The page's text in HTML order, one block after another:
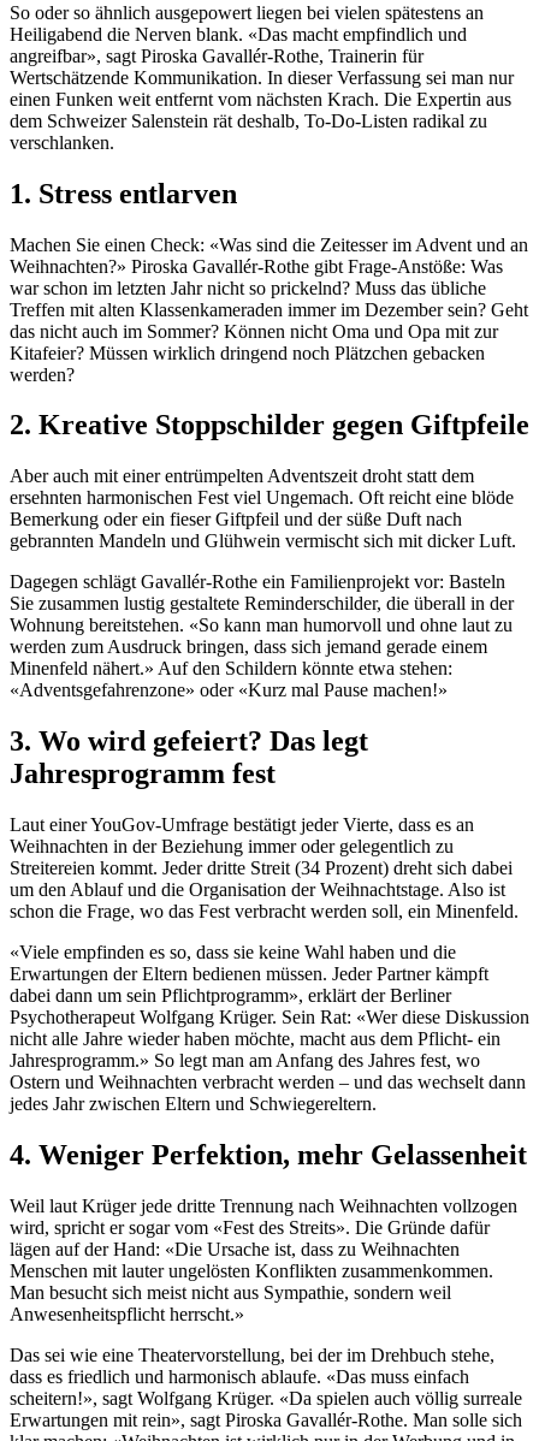
So oder so ähnlich ausgepowert liegen bei vielen spätestens an
Heiligabend die Nerven blank. «Das macht empfindlich und
angreifbar», sagt Piroska Gavallér-Rothe, Trainerin für
Wertschätzende Kommunikation. In dieser Verfassung sei man nur
einen Funken weit entfernt vom nächsten Krach. Die Expertin aus
dem Schweizer Salenstein rät deshalb, To-Do-Listen radikal zu
verschlanken.
1. Stress entlarven
Machen Sie einen Check: «Was sind die Zeitesser im Advent und an
Weihnachten?» Piroska Gavallér-Rothe gibt Frage-Anstöße: Was
war schon im letzten Jahr nicht so prickelnd? Muss das übliche
Treffen mit alten Klassenkameraden immer im Dezember sein? Geht
das nicht auch im Sommer? Können nicht Oma und Opa mit zur
Kitafeier? Müssen wirklich dringend noch Plätzchen gebacken
werden?
2. Kreative Stoppschilder gegen Giftpfeile
Aber auch mit einer entrümpelten Adventszeit droht statt dem
ersehnten harmonischen Fest viel Ungemach. Oft reicht eine blöde
Bemerkung oder ein fieser Giftpfeil und der süße Duft nach
gebrannten Mandeln und Glühwein vermischt sich mit dicker Luft.
Dagegen schlägt Gavallér-Rothe ein Familienprojekt vor: Basteln
Sie zusammen lustig gestaltete Reminderschilder, die überall in der
Wohnung bereitstehen. «So kann man humorvoll und ohne laut zu
werden zum Ausdruck bringen, dass sich jemand gerade einem
Minenfeld nähert.» Auf den Schildern könnte etwa stehen:
«Adventsgefahrenzone» oder «Kurz mal Pause machen!»
3. Wo wird gefeiert? Das legt
Jahresprogramm fest
Laut einer YouGov-Umfrage bestätigt jeder Vierte, dass es an
Weihnachten in der Beziehung immer oder gelegentlich zu
Streitereien kommt. Jeder dritte Streit (34 Prozent) dreht sich dabei
um den Ablauf und die Organisation der Weihnachtstage. Also ist
schon die Frage, wo das Fest verbracht werden soll, ein Minenfeld.
«Viele empfinden es so, dass sie keine Wahl haben und die
Erwartungen der Eltern bedienen müssen. Jeder Partner kämpft
dabei dann um sein Pflichtprogramm», erklärt der Berliner
Psychotherapeut Wolfgang Krüger. Sein Rat: «Wer diese Diskussion
nicht alle Jahre wieder haben möchte, macht aus dem Pflicht- ein
Jahresprogramm.» So legt man am Anfang des Jahres fest, wo
Ostern und Weihnachten verbracht werden – und das wechselt dann
jedes Jahr zwischen Eltern und Schwiegereltern.
4. Weniger Perfektion, mehr Gelassenheit
Weil laut Krüger jede dritte Trennung nach Weihnachten vollzogen
wird, spricht er sogar vom «Fest des Streits». Die Gründe dafür
lägen auf der Hand: «Die Ursache ist, dass zu Weihnachten
Menschen mit lauter ungelösten Konflikten zusammenkommen.
Man besucht sich meist nicht aus Sympathie, sondern weil
Anwesenheitspflicht herrscht.»
Das sei wie eine Theatervorstellung, bei der im Drehbuch stehe,
dass es friedlich und harmonisch ablaufe. «Das muss einfach
scheitern!», sagt Wolfgang Krüger. «Da spielen auch völlig surreale
Erwartungen mit rein», sagt Piroska Gavallér-Rothe. Man solle sich